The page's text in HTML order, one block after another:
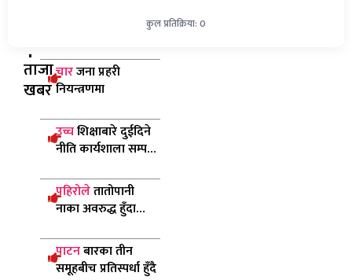
कुल प्रतिक्रिया: 0
ताजा
खबर
चारजना प्रहरी
नियन्त्रणमा
उच्चशिक्षाबारे दुईदिने
नीति कार्यशाला सम्पन्न,
प्रणालीमा जोड
पहिरोलेतातोपानी
नाका अवरुद्ध हुँदा
पाटनबारका तीन
समूहबीच प्रतिस्पर्धा हुँदै